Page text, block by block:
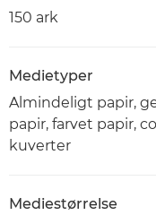
150 ark
Medietyper
Almindeligt papir,
papir, farvet papir,
kuverter
Mediestørrelse